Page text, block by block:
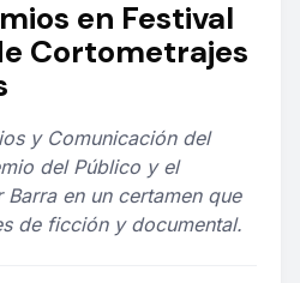
en Festival
Cortometrajes
y Comunicación del
del Público y el
en un certamen que
de ficción y documental.